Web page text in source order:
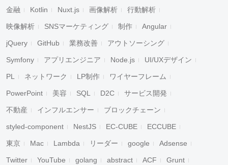
金融 Kotlin Nuxt.js 画像解析 行動解析
映像解析 SNSマーケティング 制作 Angular
jQuery GitHub 業務改善 アウトソーシング
Symfony アプリエンジニア Node.js UI/UXデザイン
PL ネットワーク LP制作 ワイヤーフレーム
PowerPoint 美容 SQL D2C サービス開発
不動産 インフルエンサー ブロックチェーン
styled-component NestJS EC-CUBE ECCUBE
東京 Mac Lambda リーダー google Adsense
Twitter YouTube golang abstract ACF Grunt